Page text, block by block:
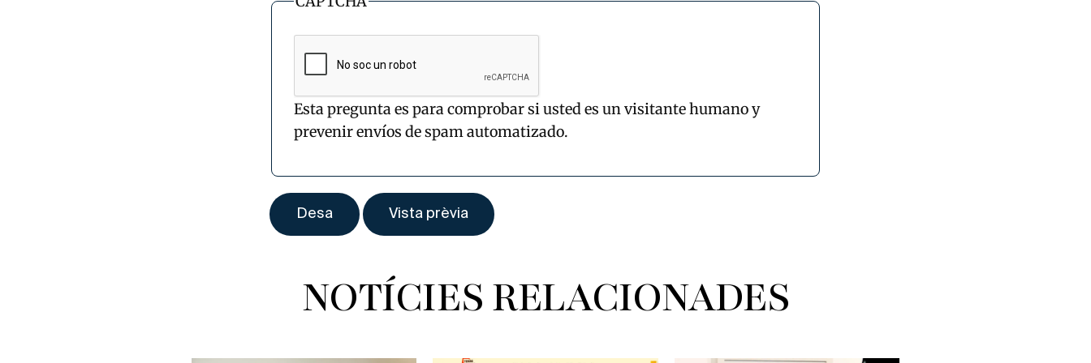
Esta pregunta es para comprobar si usted es un visitante humano y
prevenir envíos de spam automatizado.
NOTÍCIES RELACIONADES